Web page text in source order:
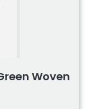
Woven